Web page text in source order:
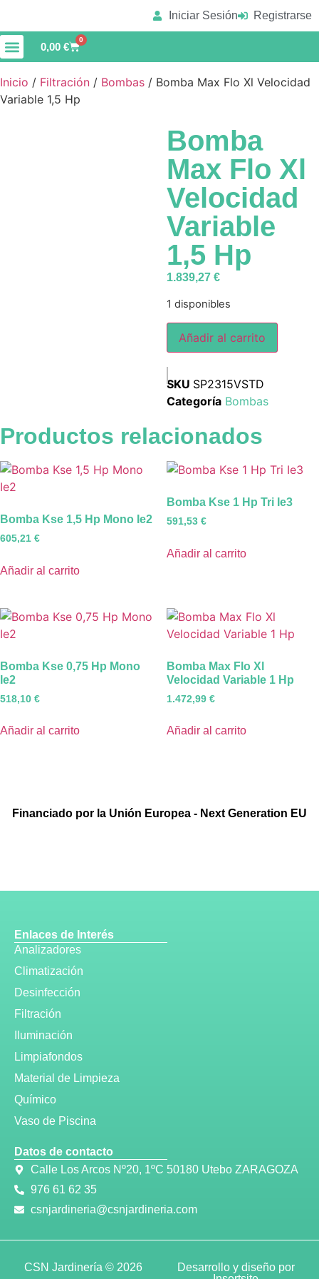
Iniciar Sesión Registrarse
0,00 €
0
Inicio / Filtración / Bombas / Bomba Max Flo Xl Velocidad
Variable 1,5 Hp
Bomba
Max Flo Xl
Velocidad
Variable
1,5 Hp
1.839,27 €
1 disponibles
Añadir al carrito
SKU SP2315VSTD
Categoría Bombas
Productos relacionados
Bomba Kse 1,5 Hp Mono Ie2
605,21 €
Añadir al carrito
Bomba Kse 1 Hp Tri Ie3
591,53 €
Añadir al carrito
Bomba Kse 0,75 Hp Mono
Ie2
518,10 €
Añadir al carrito
Bomba Max Flo Xl
Velocidad Variable 1 Hp
1.472,99 €
Añadir al carrito
Financiado por la Unión Europea - Next Generation EU
Enlaces de Interés
Analizadores
Climatización
Desinfección
Filtración
Iluminación
Limpiafondos
Material de Limpieza
Químico
Vaso de Piscina
Datos de contacto
Calle Los Arcos Nº20, 1ºC 50180 Utebo ZARAGOZA
976 61 62 35
csnjardineria@csnjardineria.com
CSN Jardinería © 2026
Desarrollo y diseño por